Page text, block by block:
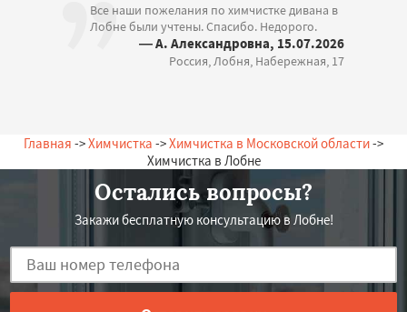
Все наши пожелания по химчистке дивана в
Лобне были учтены. Спасибо. Недорого.
— А. Александровна, 15.07.2026
Россия, Лобня, Набережная, 17
Главная ->Химчистка ->Химчистка в Московской области->
Химчистка в Лобне
Остались вопросы?
Закажи бесплатную консультацию в Лобне!